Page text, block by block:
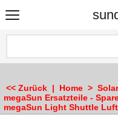
<< Zurück | Home >
megaSun Ersatzteile -
megaSun Light Shuttle